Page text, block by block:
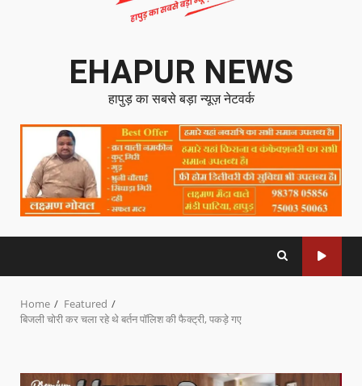
EHAPUR NEWS
हापुड़ का सबसे बड़ा न्यूज़ नेटवर्क
Home
Featured
बिजली चोरी कर चला रहे थे बर्तन पॉलिश की फैक्ट्री, पकड़े गए